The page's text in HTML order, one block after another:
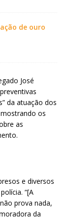
de ouro
José
da atuação dos
os
as
e diversos
“[A
prova nada,
da